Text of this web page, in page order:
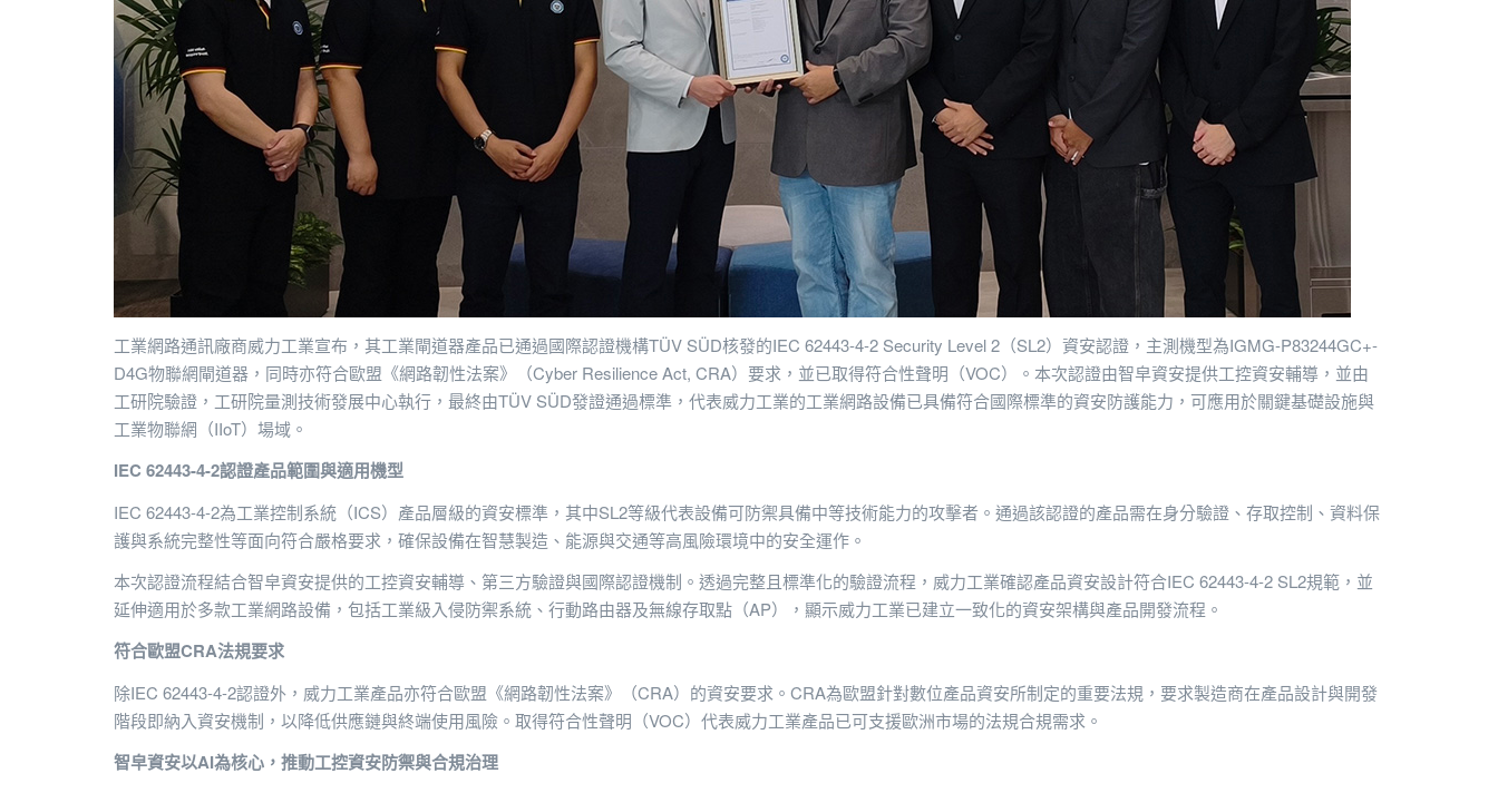
工業網路通訊廠商威力工業宣布，其工業閘道器產品已通過國際認證機構TÜV SÜD核發的IEC 62443-4-2 Security Level 2（SL2）資安認證，主測機型為IGMG-P83244GC+-
D4G物聯網閘道器，同時亦符合歐盟《網路韌性法案》（Cyber Resilience Act, CRA）要求，並已取得符合性聲明（VOC）。本次認證由智皁資安提供工控資安輔導，並由
工研院驗證，工研院量測技術發展中心執行，最終由TÜV SÜD發證通過標準，代表威力工業的工業網路設備已具備符合國際標準的資安防護能力，可應用於關鍵基礎設施與
工業物聯網（IIoT）場域。
IEC 62443-4-2認證產品範圍與適用機型
IEC 62443-4-2為工業控制系統（ICS）產品層級的資安標準，其中SL2等級代表設備可防禦具備中等技術能力的攻擊者。通過該認證的產品需在身分驗證、存取控制、資料保
護與系統完整性等面向符合嚴格要求，確保設備在智慧製造、能源與交通等高風險環境中的安全運作。
本次認證流程結合智皁資安提供的工控資安輔導、第三方驗證與國際認證機制。透過完整且標準化的驗證流程，威力工業確認產品資安設計符合IEC 62443-4-2 SL2規範，並
延伸適用於多款工業網路設備，包括工業級入侵防禦系統、行動路由器及無線存取點（AP），顯示威力工業已建立一致化的資安架構與產品開發流程。
符合歐盟CRA法規要求
除IEC 62443-4-2認證外，威力工業產品亦符合歐盟《網路韌性法案》（CRA）的資安要求。CRA為歐盟針對數位產品資安所制定的重要法規，要求製造商在產品設計與開發
階段即納入資安機制，以降低供應鏈與終端使用風險。取得符合性聲明（VOC）代表威力工業產品已可支援歐洲市場的法規合規需求。
智皁資安以AI為核心，推動工控資安防禦與合規治理